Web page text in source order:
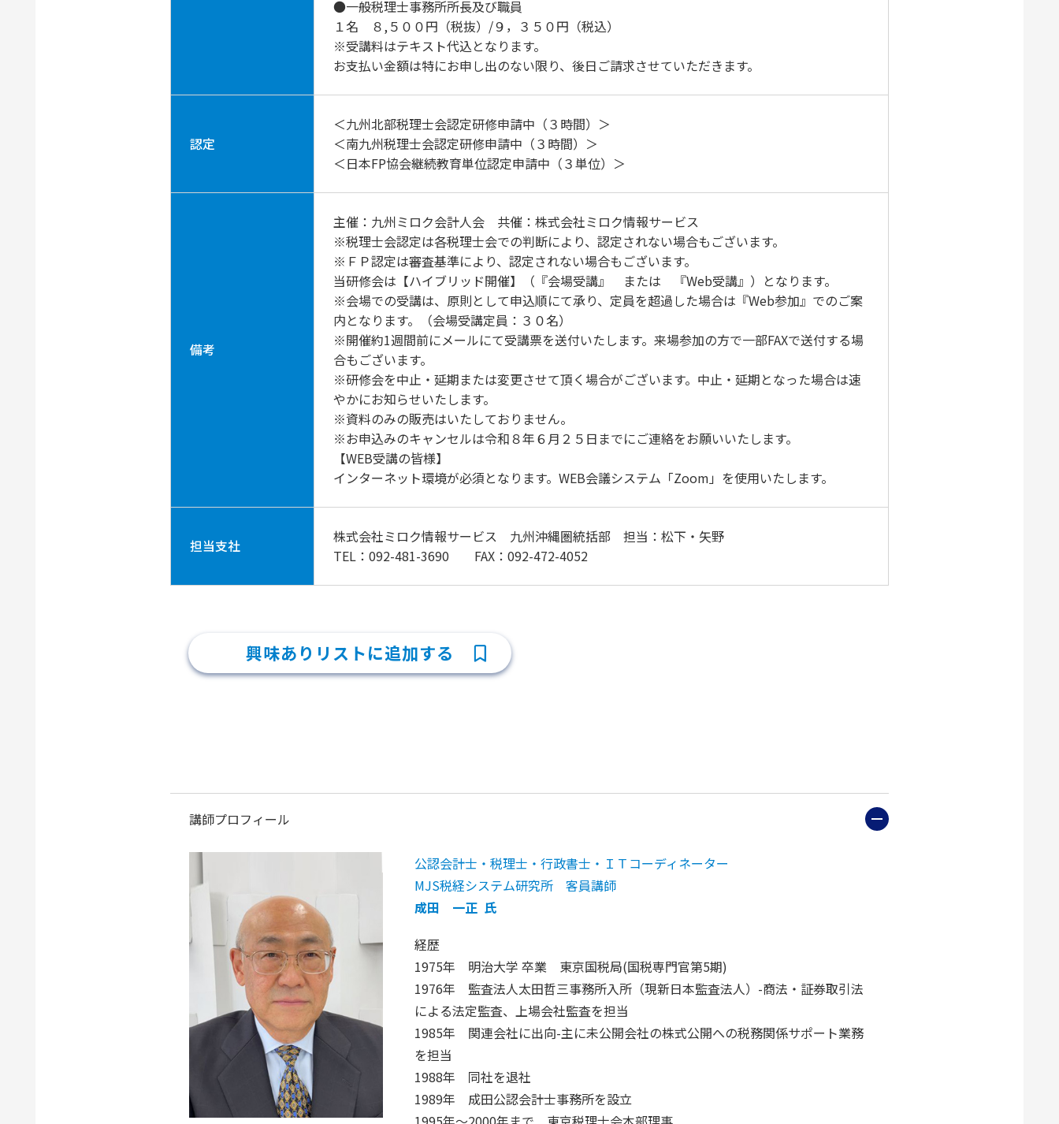
●一般税理士事務所所長及び職員
１名 ８,５００円（税抜）/９，３５０円（税込）
※受講料はテキスト代込となります。
お支払い金額は特にお申し出のない限り、後日ご請求させていただきます。
認定
＜九州北部税理士会認定研修申請中（３時間）＞
＜南九州税理士会認定研修申請中（３時間）＞
＜日本FP協会継続教育単位認定申請中（３単位）＞
備考
主催：九州ミロク会計人会 共催：株式会社ミロク情報サービス
※税理士会認定は各税理士会での判断により、認定されない場合もございます。
※ＦＰ認定は審査基準により、認定されない場合もございます。
当研修会は【ハイブリッド開催】（『会場受講』 または 『Web受講』）となります。
※会場での受講は、原則として申込順にて承り、定員を超過した場合は『Web参加』でのご案
内となります。（会場受講定員：３０名）
※開催約1週間前にメールにて受講票を送付いたします。来場参加の方で一部FAXで送付する場
合もございます。
※研修会を中止・延期または変更させて頂く場合がございます。中止・延期となった場合は速
やかにお知らせいたします。
※資料のみの販売はいたしておりません。
※お申込みのキャンセルは令和８年６月２５日までにご連絡をお願いいたします。
【WEB受講の皆様】
インターネット環境が必須となります。WEB会議システム「Zoom」を使用いたします。
担当支社
株式会社ミロク情報サービス 九州沖縄圏統括部 担当：松下・矢野
TEL：092-481-3690 FAX：092-472-4052
興味ありリストに追加する
講師プロフィール
公認会計士・税理士・行政書士・ＩＴコーディネーター
MJS税経システム研究所 客員講師
成田 一正 氏
経歴
1975年 明治大学 卒業 東京国税局(国税専門官第5期)
1976年 監査法人太田哲三事務所入所（現新日本監査法人）-商法・証券取引法
による法定監査、上場会社監査を担当
1985年 関連会社に出向-主に未公開会社の株式公開への税務関係サポート業務
を担当
1988年 同社を退社
1989年 成田公認会計士事務所を設立